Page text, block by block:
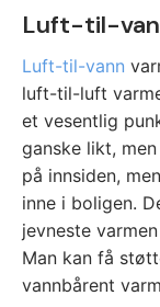
Luft-til-
Luft-til-vann
luft-til-luft
et vesentlig
ganske likt,
på innsiden,
inne i boligen.
jevneste
Man kan få
vannbårent